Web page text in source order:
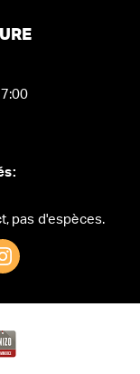
pas d'espèces.